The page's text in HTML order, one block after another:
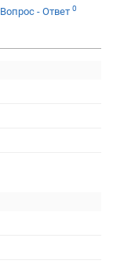
Вопрос - Ответ 0